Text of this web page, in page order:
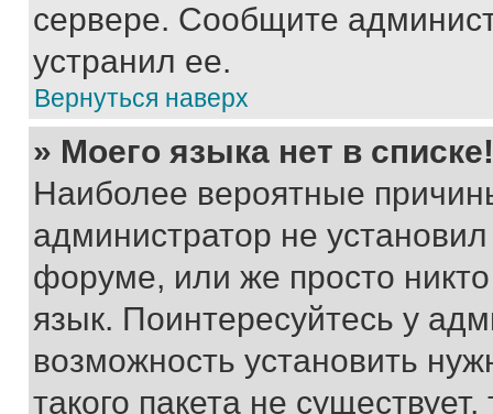
сервере. Сообщите
устранил ее.
Вернуться наверх
» Моего языка нет в списке!
Наиболее вероятные
администратор не
форуме, или же просто
язык. Поинтересуйтесь у
возможность установить
такого пакета не